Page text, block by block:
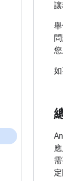
定